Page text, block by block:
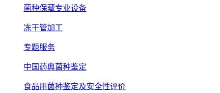
菌种保藏专业设备
冻干管加工
专题服务
中国药典菌种鉴定
食品用菌种鉴定及安全性评价